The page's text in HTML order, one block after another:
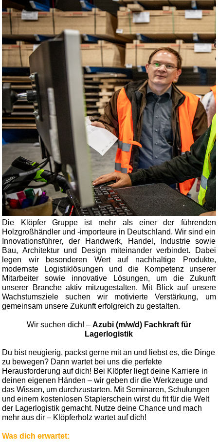
Die Klöpfer Gruppe ist mehr als einer der führenden
Holzgroßhändler und -importeure in Deutschland. Wir sind ein
Innovationsführer, der Handwerk, Handel, Industrie sowie
Bau, Architektur und Design miteinander verbindet. Dabei
legen wir besonderen Wert auf nachhaltige Produkte,
modernste Logistiklösungen und die Kompetenz unserer
Mitarbeiter sowie innovative Lösungen, um die Zukunft
unserer Branche aktiv mitzugestalten. Mit Blick auf unsere
Wachstumsziele suchen wir motivierte Verstärkung, um
gemeinsam unsere Zukunft erfolgreich zu gestalten.
Wir suchen dich! – Azubi (m/w/d) Fachkraft für
Lagerlogistik
Du bist neugierig, packst gerne mit an und liebst es, die Dinge
zu bewegen? Dann wartet bei uns die perfekte
Herausforderung auf dich! Bei Klöpfer liegt deine Karriere in
deinen eigenen Händen – wir geben dir die Werkzeuge und
das Wissen, um durchzustarten. Mit Seminaren, Schulungen
und einem kostenlosen Staplerschein wirst du fit für die Welt
der Lagerlogistik gemacht. Nutze deine Chance und mach
mehr aus dir – Klöpferholz wartet auf dich!
Was dich erwartet: